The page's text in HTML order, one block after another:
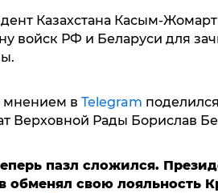
Казахстана Касым-
войск РФ и Беларуси для
мнением в Telegram
Верховной Рады Борислав
пазл сложился.
обменял свою лояльность